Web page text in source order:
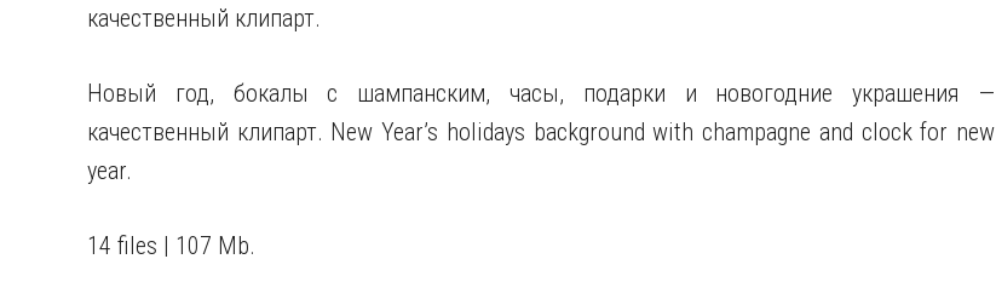
качественный клипарт.
Новый год, бокалы с шампанским, часы, подарки и новогодние украшения —
качественный клипарт. New Year’s holidays background with champagne and clock for new
year.
14 files | 107 Mb.